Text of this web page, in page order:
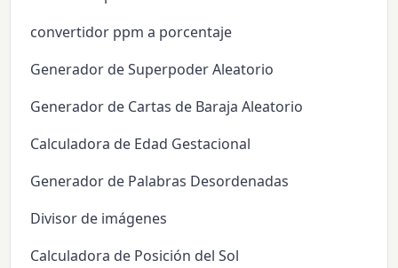
convertidor ppm a porcentaje
Generador de Superpoder Aleatorio
Generador de Cartas de Baraja Aleatorio
Calculadora de Edad Gestacional
Generador de Palabras Desordenadas
Divisor de imágenes
Calculadora de Posición del Sol